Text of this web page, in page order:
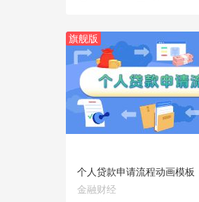
旗舰版
预览
使用
个人贷款申请流程动画模板
金融财经